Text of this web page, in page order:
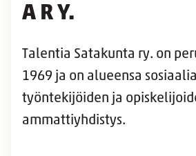
A R Y.
Talentia Satakunta ry. on
1969 ja on alueensa
työntekijöiden ja
ammattiyhdistys.